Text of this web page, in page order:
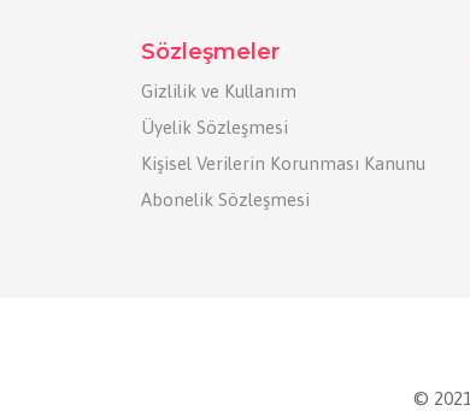
Sözleşmeler
Gizlilik ve Kullanım
Üyelik Sözleşmesi
Kişisel Verilerin Korunması Kanunu
Abonelik Sözleşmesi
©